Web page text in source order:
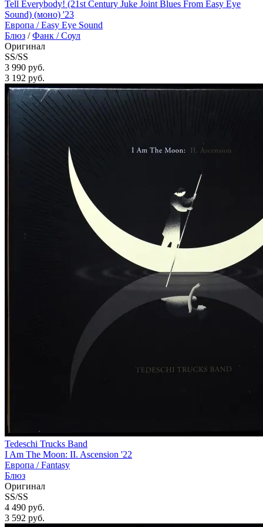
Tell Everybody! (21st Century Juke Joint Blues From Easy Eye
Sound) (моно) '23
Европа /Easy Eye Sound
Блюз /Фанк / Соул
Оригинал
SS/SS
3 990 руб.
3 192 руб.
Tedeschi Trucks Band
I Am The Moon: II. Ascension '22
Европа /Fantasy
Блюз
Оригинал
SS/SS
4 490 руб.
3 592 руб.